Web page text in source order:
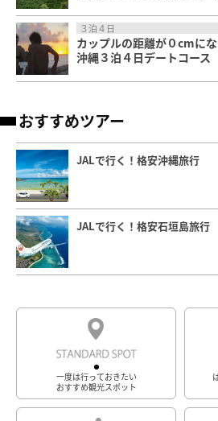
３泊４日
カップルの距離が０cmに
沖縄３泊４日デートコース
おすすめツアー
JALで行く！格安沖縄旅行
JALで行く！格安石垣島旅行
一度は行っておきたい
おすすめ観光スポット